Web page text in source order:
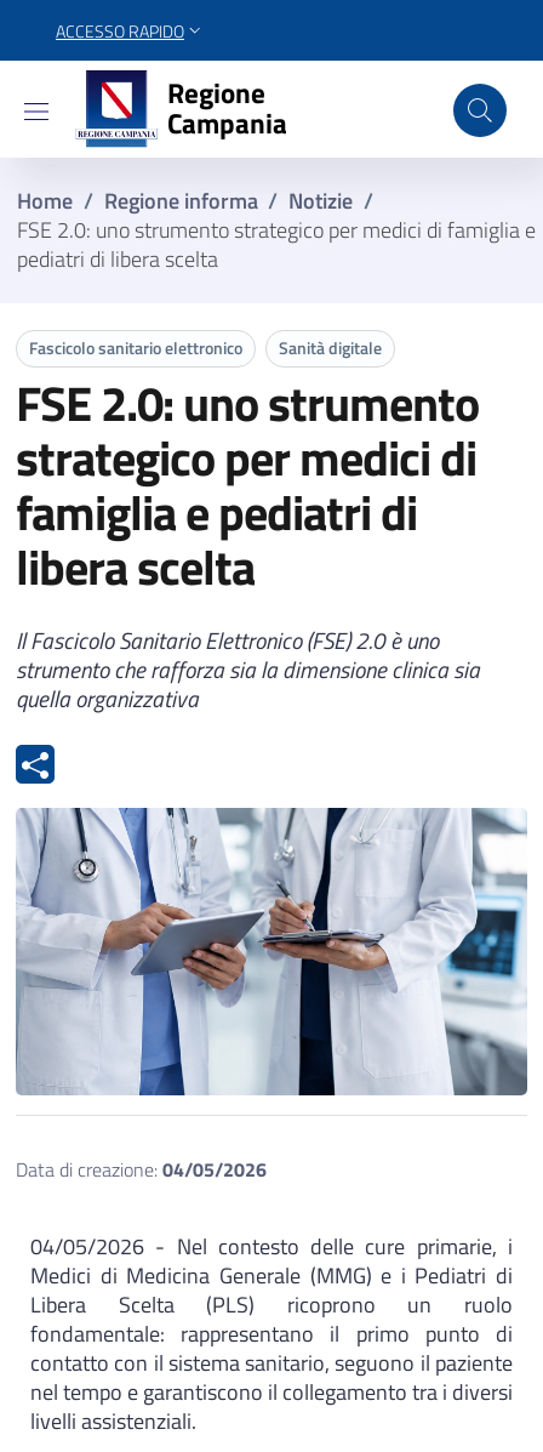
ACCESSO RAPIDO
Regione Campania
Regione
Campania
Home / Regione informa / Notizie /
FSE 2.0: uno strumento strategico per medici di famiglia e
pediatri di libera scelta
Fascicolo sanitario elettronico Sanità digitale
FSE 2.0: uno strumento
strategico per medici di
famiglia e pediatri di
libera scelta
Il Fascicolo Sanitario Elettronico (FSE) 2.0 è uno
strumento che rafforza sia la dimensione clinica sia
quella organizzativa
Data di creazione:04/05/2026
04/05/2026 - Nel contesto delle cure primarie, i
Medici di Medicina Generale (MMG) e i Pediatri di
Libera Scelta (PLS) ricoprono un ruolo
fondamentale: rappresentano il primo punto di
contatto con il sistema sanitario, seguono il paziente
nel tempo e garantiscono il collegamento tra i diversi
livelli assistenziali.